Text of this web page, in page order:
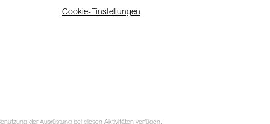
Cookie-Einstellungen
der Ausrüstung bei diesen Aktivitäten verfügen.